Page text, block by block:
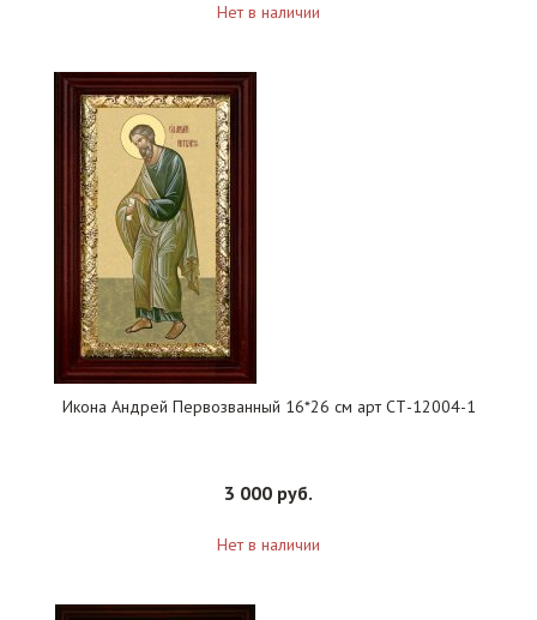
Нет в наличии
Икона Андрей Первозванный 16*26 см арт СТ-12004-1
3 000 руб.
Нет в наличии